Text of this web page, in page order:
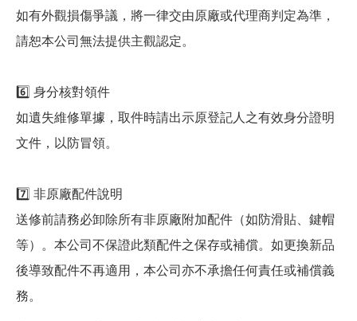
如有外觀損傷爭議，將一律交由原廠或代理商判定為準，
請恕本公司無法提供主觀認定。
6️⃣ 身分核對領件
如遺失維修單據，取件時請出示原登記人之有效身分證明
文件，以防冒領。
7️⃣ 非原廠配件說明
送修前請務必卸除所有非原廠附加配件（如防滑貼、鍵帽
等）。本公司不保證此類配件之保存或補償。如更換新品
後導致配件不再適用，本公司亦不承擔任何責任或補償義
務。